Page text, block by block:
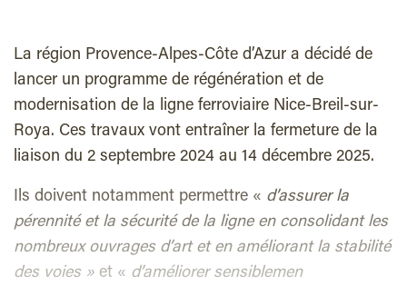
La région Provence-Alpes-Côte d’Azur a décidé de
lancer un programme de régénération et de
modernisation de la ligne ferroviaire Nice-Breil-sur-
Roya. Ces travaux vont entraîner la fermeture de la
liaison du 2 septembre 2024 au 14 décembre 2025.
Ils doivent notamment permettre « d’assurer la
pérennité et la sécurité de la ligne en consolidant les
nombreux ouvrages d’art et en améliorant la stabilité
des voies » et « d’améliorer sensiblemen